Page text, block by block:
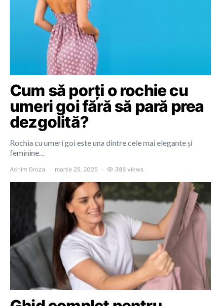
Cum să porți o rochie cu
umeri goi fără să pară prea
dezgolită?
Rochia cu umeri goi este una dintre cele mai elegante și
feminine…
Achim Groza martie 25, 2025 388 views